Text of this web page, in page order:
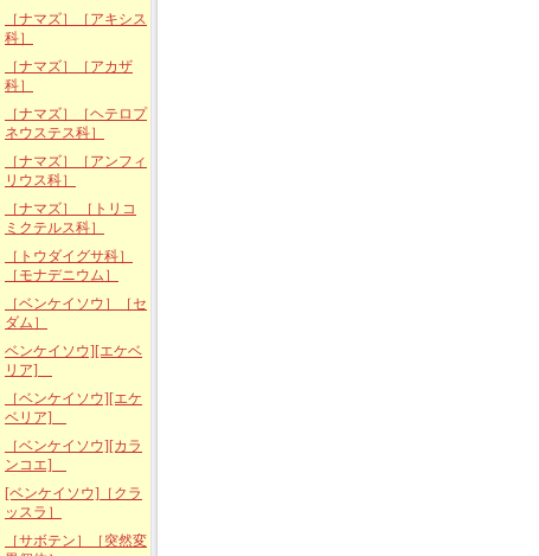
［ナマズ］［アキシス
科］
［ナマズ］［アカザ
科］
［ナマズ］［ヘテロプ
ネウステス科］
［ナマズ］［アンフィ
リウス科］
［ナマズ］ ［トリコ
ミクテルス科］
［トウダイグサ科］
［モナデニウム］
［ベンケイソウ］［セ
ダム］
ベンケイソウ][エケベ
リア]
［ベンケイソウ][エケ
ベリア]
［ベンケイソウ][カラ
ンコエ]
[ベンケイソウ]［クラ
ッスラ］
［サボテン］［突然変